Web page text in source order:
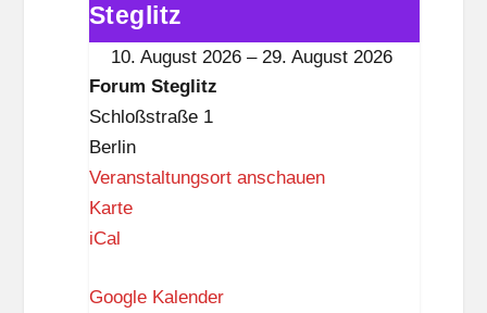
Akkordeons"
im
Steglitz
10. August 2026 – 29. August 2026
Forum Steglitz
Schloßstraße 1
Berlin
Veranstaltungsort anschauen
KarteF
u
iCal
Google Kalender